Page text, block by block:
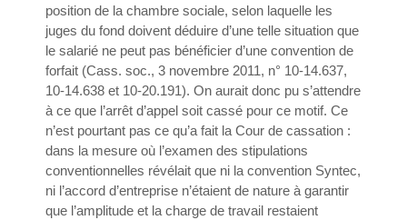
position de la chambre sociale, selon laquelle les
juges du fond doivent déduire d’une telle situation que
le salarié ne peut pas bénéficier d’une convention de
forfait (Cass. soc., 3 novembre 2011, n° 10-14.637,
10-14.638 et 10-20.191). On aurait donc pu s’attendre
à ce que l’arrêt d’appel soit cassé pour ce motif. Ce
n’est pourtant pas ce qu’a fait la Cour de cassation :
dans la mesure où l’examen des stipulations
conventionnelles révélait que ni la convention Syntec,
ni l’accord d’entreprise n’étaient de nature à garantir
que l’amplitude et la charge de travail restaient